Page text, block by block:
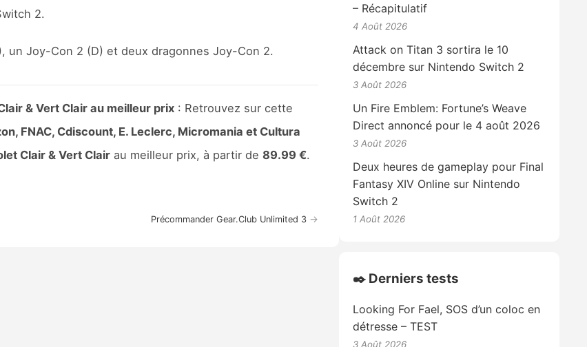
2.
un Joy-Con 2 (D) et deux dragonnes Joy-Con 2.
& Vert Clair au meilleur prix: Retrouvez sur cette
FNAC, Cdiscount, E. Leclerc, Micromania et Cultura
Clair & Vert Clairau meilleur prix, à partir de 89.99 €.
Précommander Gear.Club Unlimited 3 →
– Récapitulatif
4 Août 2026
Attack on Titan 3 sortira le 10
décembre sur Nintendo Switch 2
3 Août 2026
Un Fire Emblem: Fortune’s Weave
Direct annoncé pour le 4 août 2026
3 Août 2026
Deux heures de gameplay pour Final
Fantasy XIV Online sur Nintendo
Switch 2
1 Août 2026
✒️ Derniers tests
Looking For Fael, SOS d’un coloc en
détresse – TEST
3 Août 2026